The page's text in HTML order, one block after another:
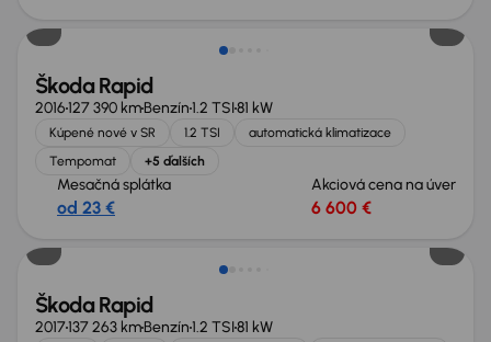
Škoda Rapid
2016127 390 kmBenzín1.2 TSI81 kW
Kúpené nové v SR 1.2 TSI
automatická klimatizace
Tempomat
+5 ďalších
Mesačná splátka
od 23 €
Akciová cena na úver
6 600 €
Škoda Rapid
2017137 263 kmBenzín1.2 TSI81 kW